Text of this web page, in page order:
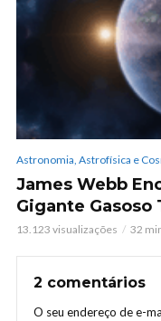
Astronomia, Astrofísica e
James Webb
Gigante Gasoso
13.123 visualizações 32
2 comentários
O seu endereço de e-